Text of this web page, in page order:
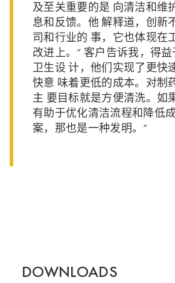
及至关重要的是 向清洁和维
息和反馈。他 解释道，创新
司和行业的 事，它也体现在
改进上。“ 客户告诉我，得
卫生设 计，他们实现了更快
快意 味着更低的成本。对制
主 要目标就是方便清洗。如
有助于优化清洁流程和降低
案，那也是一种发明。”
DOWNLOADS